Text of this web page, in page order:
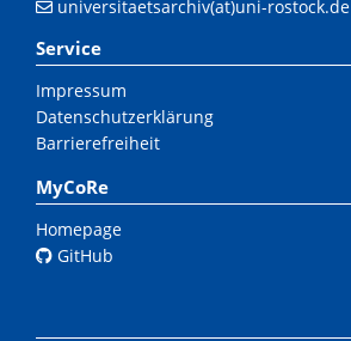
universitaetsarchiv(at)uni-rostock.de
Service
Impressum
Datenschutzerklärung
Barrierefreiheit
MyCoRe
Homepage
GitHub